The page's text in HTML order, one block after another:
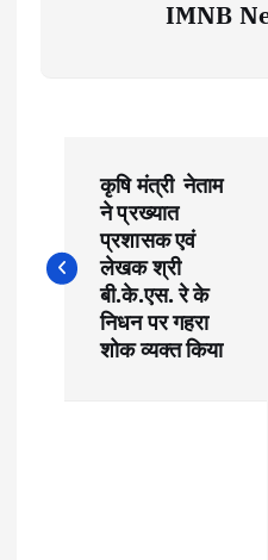
IMNB
s
कृषि मंत्री नेताम
ने प्रख्यात
प्रशासक एवं
लेखक श्री
बी.के.एस. रे के
निधन पर गहरा
शोक व्यक्त किया